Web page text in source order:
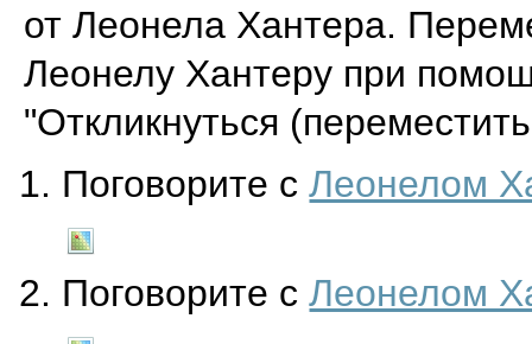
от Леонела Хантера.
Леонелу Хантеру при
"Откликнуться
Поговорите сЛеонелом
Поговорите сЛеонелом